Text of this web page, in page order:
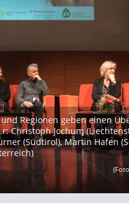
Regionen geben einen
Christoph Jochum
(Südtirol), Martin Hafen